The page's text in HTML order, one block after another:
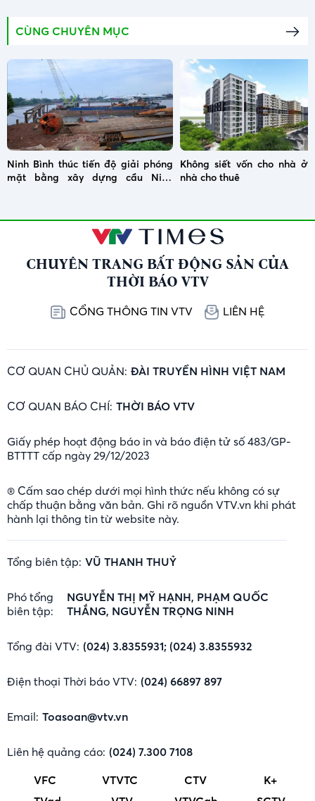
CÙNG CHUYÊN MỤC
Ninh Bình thúc tiến độ giải phóng
mặt bằng xây dựng cầu Ninh
Không siết vốn cho nhà ở
nhà cho thuê
CHUYÊN TRANG BẤT ĐỘNG SẢN CỦA
THỜI BÁO VTV
CỔNG THÔNG TIN VTV LIÊN HỆ
CƠ QUAN CHỦ QUẢN: ĐÀI TRUYỀN HÌNH VIỆT NAM
CƠ QUAN BÁO CHÍ: THỜI BÁO VTV
Giấy phép hoạt động báo in và báo điện tử số 483/GP-
BTTTT cấp ngày 29/12/2023
® Cấm sao chép dưới mọi hình thức nếu không có sự
chấp thuận bằng văn bản. Ghi rõ nguồn VTV.vn khi phát
hành lại thông tin từ website này.
Tổng biên tập: VŨ THANH THUỶ
Phó tổng
biên tập:
NGUYỄN THỊ MỸ HẠNH, PHẠM QUỐC
THẮNG, NGUYỄN TRỌNG NINH
Tổng đài VTV: (024) 3.8355931; (024) 3.8355932
Điện thoại Thời báo VTV: (024) 66897 897
Email: Toasoan@vtv.vn
Liên hệ quảng cáo: (024) 7.300 7108
VFC
VTVTC CTV
K+